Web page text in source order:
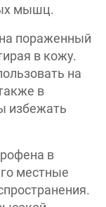
мышц.
пораженный
в кожу.
на
в
избежать
в
местные